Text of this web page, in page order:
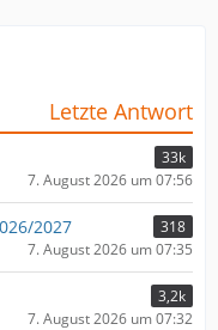
Letzte Antwort
33k
7. August 2026 um 07:56
2027
318
7. August 2026 um 07:35
3,2k
7. August 2026 um 07:32